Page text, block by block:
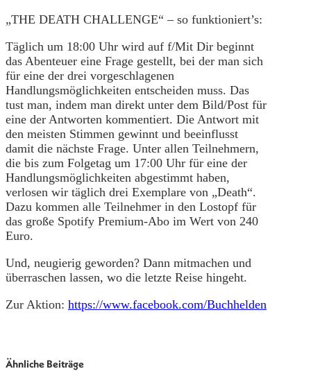
„THE DEATH CHALLENGE“ – so funktioniert’s:
Täglich um 18:00 Uhr wird auf f/Mit Dir beginnt
das Abenteuer eine Frage gestellt, bei der man sich
für eine der drei vorgeschlagenen
Handlungsmöglichkeiten entscheiden muss. Das
tust man, indem man direkt unter dem Bild/Post für
eine der Antworten kommentiert. Die Antwort mit
den meisten Stimmen gewinnt und beeinflusst
damit die nächste Frage. Unter allen Teilnehmern,
die bis zum Folgetag um 17:00 Uhr für eine der
Handlungsmöglichkeiten abgestimmt haben,
verlosen wir täglich drei Exemplare von „Death“.
Dazu kommen alle Teilnehmer in den Lostopf für
das große Spotify Premium-Abo im Wert von 240
Euro.
Und, neugierig geworden? Dann mitmachen und
überraschen lassen, wo die letzte Reise hingeht.
Zur Aktion: https://www.facebook.com/Buchhelden
Ähnliche Beiträge